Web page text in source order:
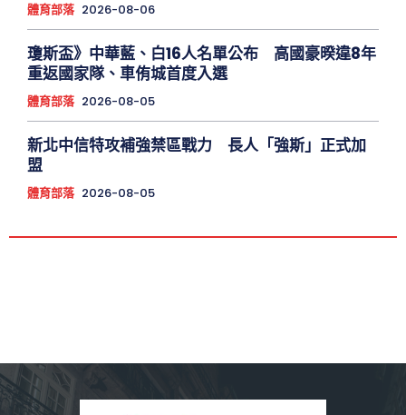
體育部落 2026-08-06
瓊斯盃》中華藍、白16人名單公布 高國豪暌違8年
重返國家隊、車侑城首度入選
體育部落 2026-08-05
新北中信特攻補強禁區戰力 長人「強斯」正式加
盟
體育部落 2026-08-05